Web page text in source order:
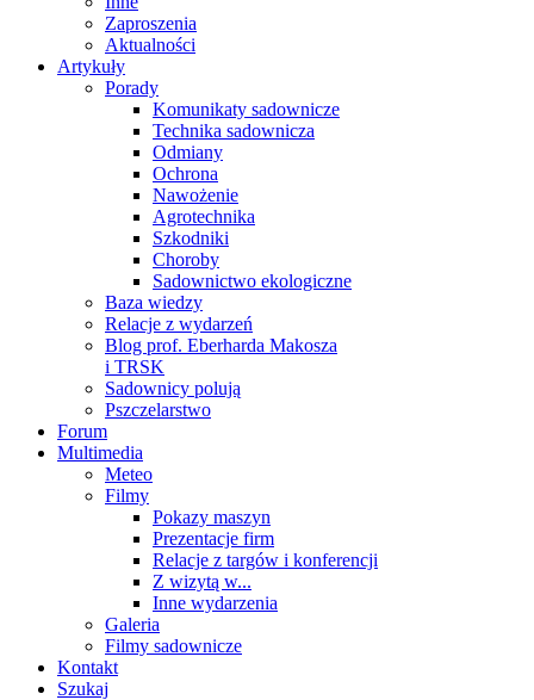
Zaproszenia
Aktualności
Artykuły
Porady
Komunikaty sadownicze
Technika sadownicza
Odmiany
Ochrona
Nawożenie
Agrotechnika
Szkodniki
Choroby
Sadownictwo ekologiczne
Baza wiedzy
Relacje z wydarzeń
Blog prof. Eberharda Makosza
i TRSK
Sadownicy polują
Pszczelarstwo
Forum
Multimedia
Meteo
Filmy
Pokazy maszyn
Prezentacje firm
Relacje z targów i konferencji
Z wizytą w...
Inne wydarzenia
Galeria
Filmy sadownicze
Kontakt
Szukaj